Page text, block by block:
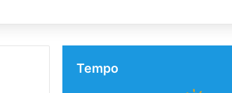
Tempo